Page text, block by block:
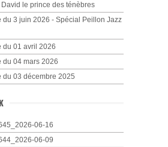
le prince des ténèbres
du 3 juin 2026 - Spécial Peillon Jazz
du 01 avril 2026
du 04 mars 2026
du 03 décembre 2025
06-16
06-09